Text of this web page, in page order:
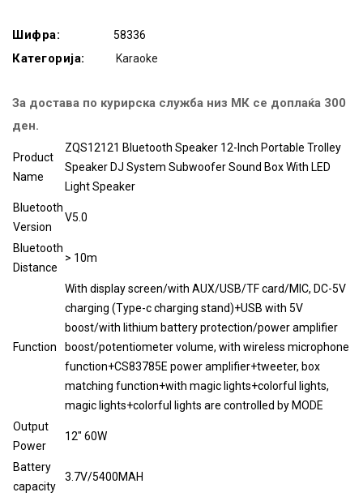
Шифра: 58336
Категорија: Karaoke
За достава по курирска служба низ МК се доплаќа 300
ден.
Product
Name
ZQS12121 Bluetooth Speaker 12-Inch Portable Trolley
Speaker DJ System Subwoofer Sound Box With LED
Light Speaker
Bluetooth
Version
V5.0
Bluetooth
Distance
> 10m
Function
With display screen/with AUX/USB/TF card/MIC, DC-5V
charging (Type-c charging stand)+USB with 5V
boost/with lithium battery protection/power amplifier
boost/potentiometer volume, with wireless microphone
function+CS83785E power amplifier+tweeter, box
matching function+with magic lights+colorful lights,
magic lights+colorful lights are controlled by MODE
Output
Power
12" 60W
Battery
capacity
3.7V/5400MAH